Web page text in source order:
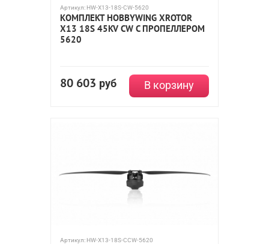
Артикул: HW-X13-18S-CW-5620
КОМПЛЕКТ HOBBYWING XROTOR
X13 18S 45KV CW С ПРОПЕЛЛЕРОМ
5620
80 603 руб В корзину
Артикул: HW-X13-18S-CCW-5620